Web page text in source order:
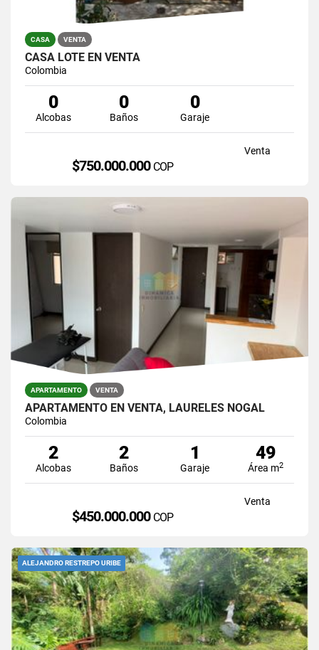
CASA VENTA
CASA LOTE EN VENTA
Colombia
0
Alcobas
0
Baños
0
Garaje
Venta
$750.000.000 COP
APARTAMENTO VENTA
APARTAMENTO EN VENTA, LAURELES NOGAL
Colombia
2
Alcobas
2
Baños
1
Garaje
49
Área m2
Venta
$450.000.000 COP
ALEJANDRO RESTREPO URIBE